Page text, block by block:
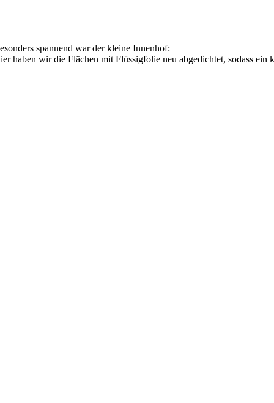
spannend war der kleine Innenhof:
haben wir die Flächen mit Flüssigfolie neu abgedichtet, sodass ein